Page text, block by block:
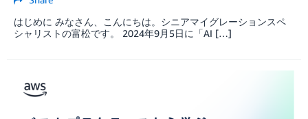
はじめに みなさん、こんにちは。シニアマイグレーションスペ
シャリストの富松です。 2024年9月5日に「AI […]